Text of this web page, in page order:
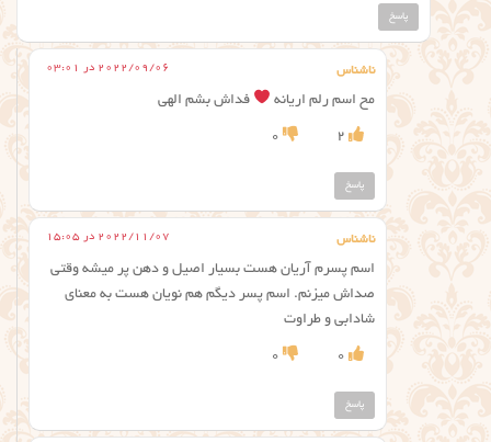
پاسخ
ناشناس 2022/09/06 در 03:01
مح اسم رلم اریانه فداش بشم الهی
2
0
پاسخ
ناشناس 2022/11/07 در 15:05
اسم پسرم آریان هست بسیار اصیل و دهن پر میشه وقتی
صداش میزنم. اسم پسر دیگم هم نویان هست به معنای
شادابی و طراوت
0
0
پاسخ